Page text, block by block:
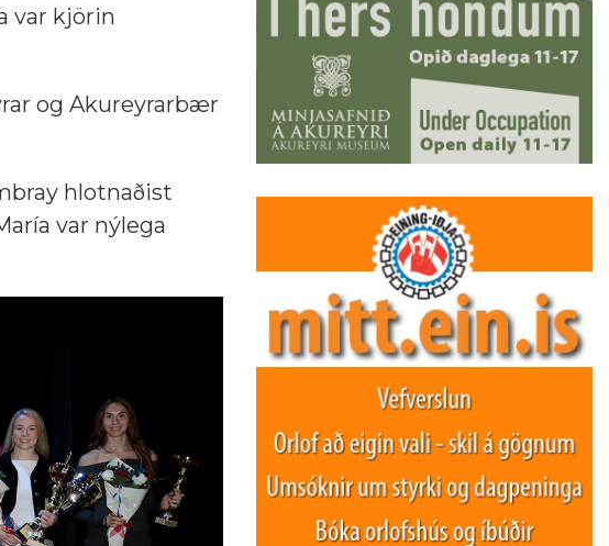
var kjörin
og Akureyrarbær
hlotnaðist
var nýlega